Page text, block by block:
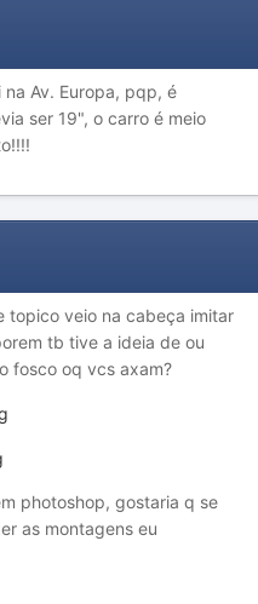
Av. Europa, pqp, é
ser 19", o carro é meio
topico veio na cabeça imitar
tb tive a ideia de ou
fosco oq vcs axam?
photoshop, gostaria q se
as montagens eu